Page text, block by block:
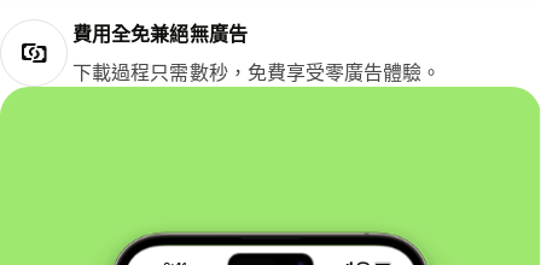
費用全免兼絕無廣告
下載過程只需數秒，免費享受零廣告體驗。